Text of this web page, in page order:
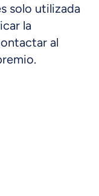
solo utilizada
la
al